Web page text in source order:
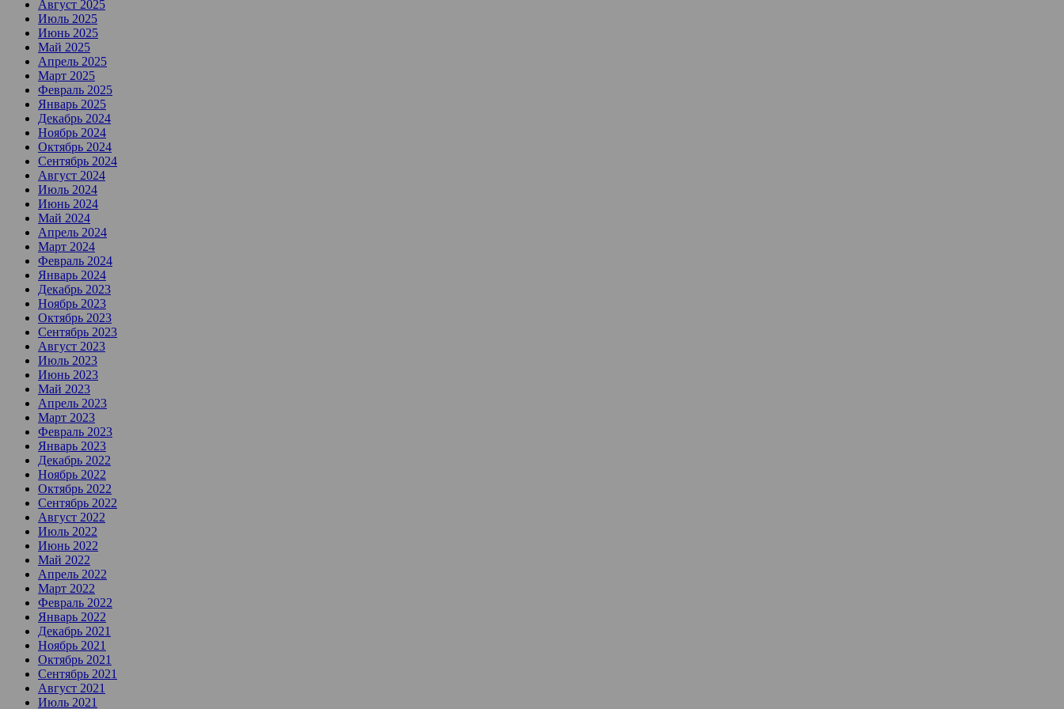
Август 2025
Июль 2025
Июнь 2025
Май 2025
Апрель 2025
Март 2025
Февраль 2025
Январь 2025
Декабрь 2024
Ноябрь 2024
Октябрь 2024
Сентябрь 2024
Август 2024
Июль 2024
Июнь 2024
Май 2024
Апрель 2024
Март 2024
Февраль 2024
Январь 2024
Декабрь 2023
Ноябрь 2023
Октябрь 2023
Сентябрь 2023
Август 2023
Июль 2023
Июнь 2023
Май 2023
Апрель 2023
Март 2023
Февраль 2023
Январь 2023
Декабрь 2022
Ноябрь 2022
Октябрь 2022
Сентябрь 2022
Август 2022
Июль 2022
Июнь 2022
Май 2022
Апрель 2022
Март 2022
Февраль 2022
Январь 2022
Декабрь 2021
Ноябрь 2021
Октябрь 2021
Сентябрь 2021
Август 2021
Июль 2021